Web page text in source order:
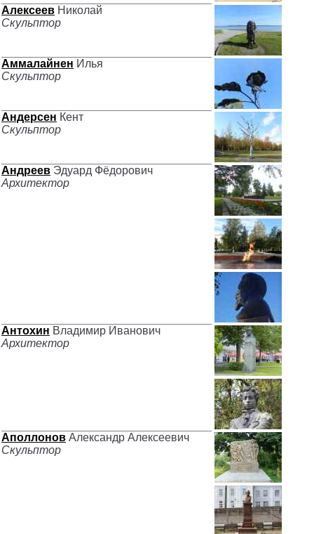
Алексеев Николай
Скульптор
Аммалайнен Илья
Скульптор
Андерсен Кент
Скульптор
Андреев Эдуард Фёдорович
Архитектор
Антохин Владимир Иванович
Архитектор
Аполлонов Александр Алексеевич
Скульптор